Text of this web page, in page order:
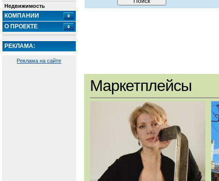
Недвижимость
КОМПАНИИ
О ПРОЕКТЕ
РЕКЛАМА:
Реклама на сайте
Маркетплейсы